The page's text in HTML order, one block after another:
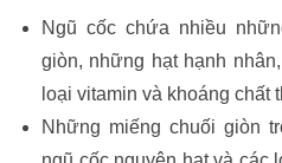
Ngũ cốc chứa nhiều
giòn, những hạt hạnh
loại vitamin và khoáng chất
Những miếng chuối giòn